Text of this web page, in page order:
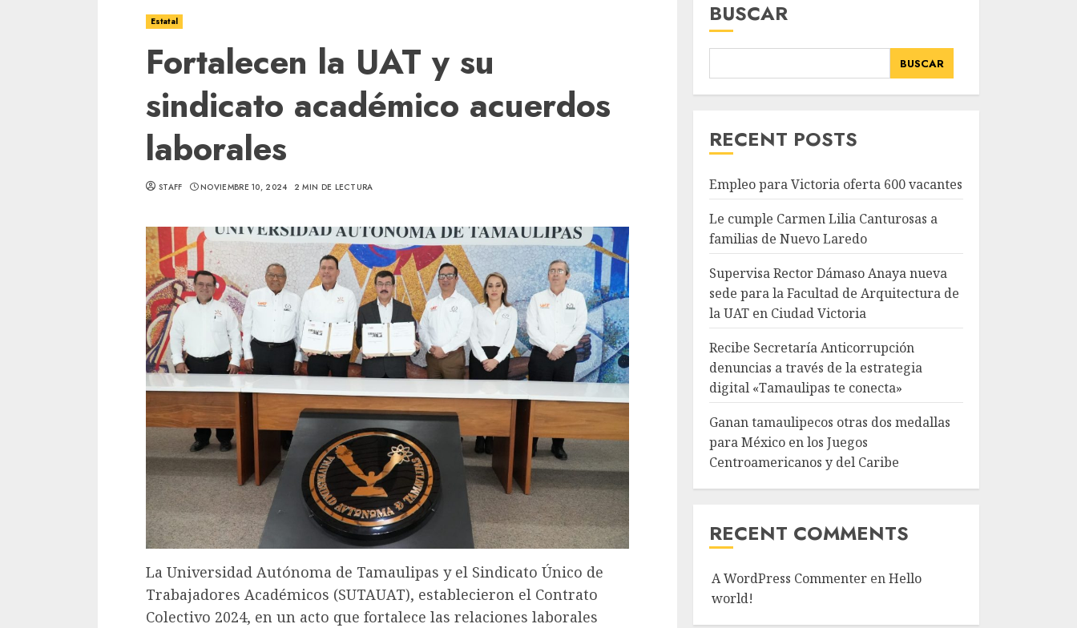
Estatal
Fortalecen la UAT y su
sindicato académico acuerdos
laborales
STAFF NOVIEMBRE 10, 2024 2 MIN DE LECTURA
La Universidad Autónoma de Tamaulipas y el Sindicato Único de
Trabajadores Académicos (SUTAUAT), establecieron el Contrato
Colectivo 2024, en un acto que fortalece las relaciones laborales
BUSCAR
BUSCAR
RECENT POSTS
Empleo para Victoria oferta 600 vacantes
Le cumple Carmen Lilia Canturosas a
familias de Nuevo Laredo
Supervisa Rector Dámaso Anaya nueva
sede para la Facultad de Arquitectura de
la UAT en Ciudad Victoria
Recibe Secretaría Anticorrupción
denuncias a través de la estrategia
digital «Tamaulipas te conecta»
Ganan tamaulipecos otras dos medallas
para México en los Juegos
Centroamericanos y del Caribe
RECENT COMMENTS
A WordPress Commenter enHello
world!